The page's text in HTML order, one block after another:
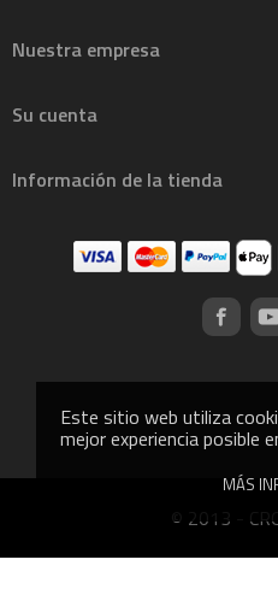
Este sitio web utiliza
mejor experiencia posible
MÁS
Nuestra empresa
Su cuenta
Información de la tienda
© 2013 -